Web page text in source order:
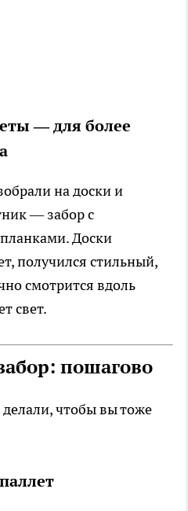
— для более
на доски и
— забор с
Доски
получился стильный,
смотрится вдоль
свет.
пошагово
чтобы вы тоже